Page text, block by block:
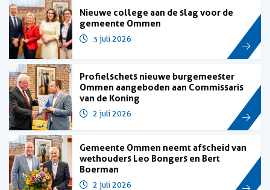
Nieuwe college aan de slag voor de
gemeente Ommen
3 juli 2026
Profielschets nieuwe burgemeester
Ommen aangeboden aan Commissaris
van de Koning
2 juli 2026
Gemeente Ommen neemt afscheid van
wethouders Leo Bongers en Bert
Boerman
2 juli 2026